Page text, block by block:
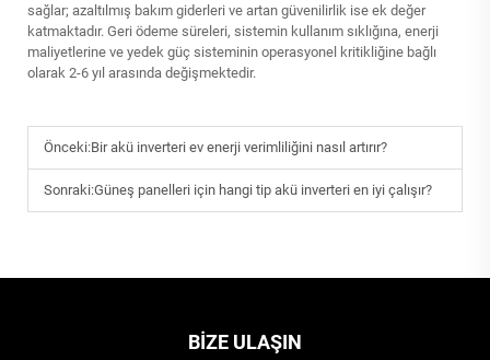
sağlar; azaltılmış bakım giderleri ve artan güvenilirlik ise ek değer
katmaktadır. Geri ödeme süreleri, sistemin kullanım sıklığına, enerji
maliyetlerine ve yedek güç sisteminin operasyonel kritikliğine bağlı
olarak 2-6 yıl arasında değişmektedir.
Önceki:Bir akü inverteri ev enerji verimliliğini nasıl artırır?
Sonraki:Güneş panelleri için hangi tip akü inverteri en iyi çalışır?
BIZE ULAŞIN